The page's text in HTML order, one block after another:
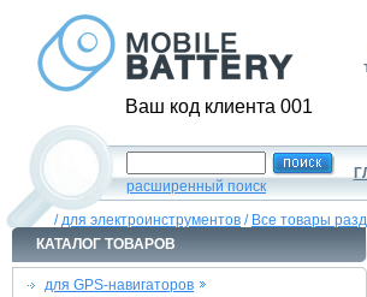
Ваш код клиента 001
расширенный поиск
/для электроинструментов / Все товары
КАТАЛОГ ТОВАРОВ
для GPS-навигаторов